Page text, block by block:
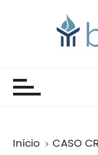
Início CASO